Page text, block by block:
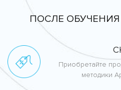
ПОСЛЕ
Приобретайте
методики